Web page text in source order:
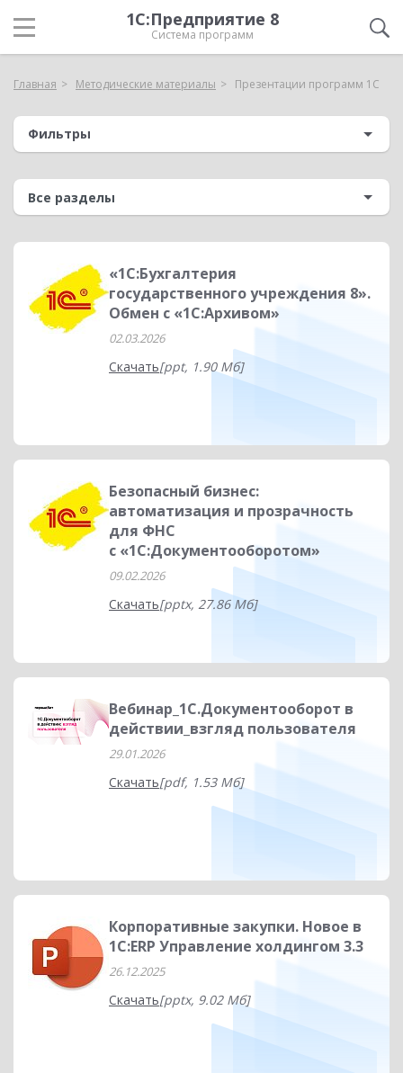
1С:Предприятие 8
Система программ
Главная Методические материалы Презентации программ 1С
Фильтры
«1С:Бухгалтерия
государственного учреждения 8».
Обмен с «1С:Архивом»
02.03.2026
Скачать[ppt, 1.90 Мб]
Безопасный бизнес:
автоматизация и прозрачность
для ФНС
с «1С:Документооборотом»
09.02.2026
Скачать[pptx, 27.86 Мб]
Вебинар_1С.Документооборот в
действии_взгляд пользователя
29.01.2026
Скачать[pdf, 1.53 Мб]
Корпоративные закупки. Новое в
1С:ERP Управление холдингом 3.3
26.12.2025
Скачать[pptx, 9.02 Мб]